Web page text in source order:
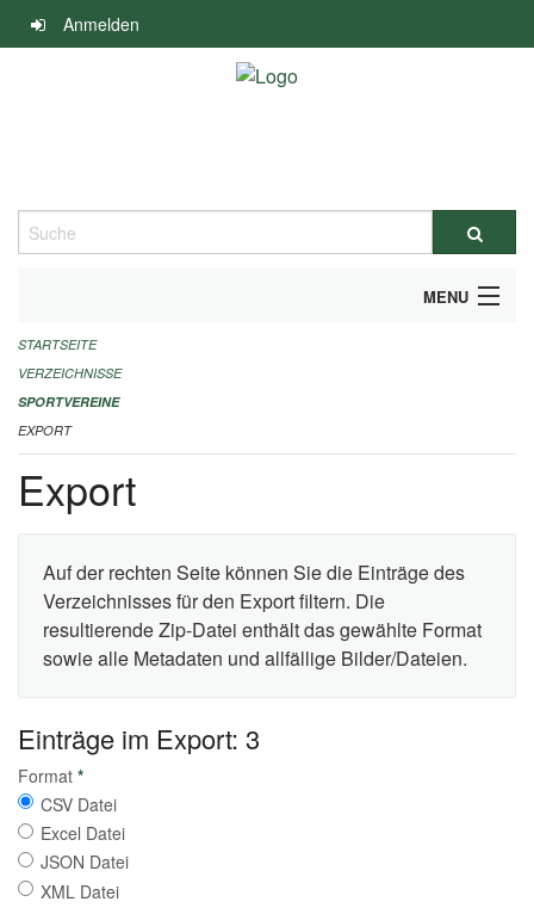
Navigation
überspringen
Anmelden
Suche
MENU
ALLGEMEINE INFORMATIONEN
FINANZIELLE UNTERSTÜTZUNG BENÖTIGT?
KONTAKT
STARTSEITE
VERZEICHNISSE
SPORTVEREINE
EXPORT
Export
Auf der rechten Seite können Sie die Einträge des
Verzeichnisses für den Export filtern. Die
resultierende Zip-Datei enthält das gewählte Format
sowie alle Metadaten und allfällige Bilder/Dateien.
Einträge im Export: 3
Format *
CSV Datei
Excel Datei
JSON Datei
XML Datei